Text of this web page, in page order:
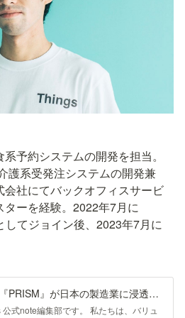
予約システムの開発を担当。
護系受発注システムの開発兼
会社にてバックオフィスサービ
ーを経験。2022年7月に
てジョイン後、2023年7月に
テックリード加藤と語る『PRISM』が日本の製造業に浸透した未来│Interview #03｜Things公式
式note編集部です。 私たちは、バリュ